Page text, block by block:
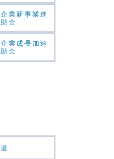
業新事業進
金
業成長加速
金